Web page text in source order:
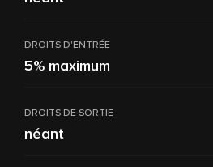
DROITS D'ENTRÉE
5% maximum
DROITS DE SORTIE
néant